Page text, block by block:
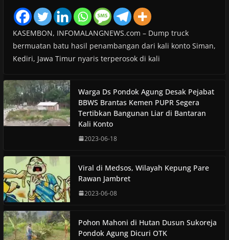
KASEMBON, INFOMALANGNEWS.com – Dump truck
bermuatan batu hasil penambangan dari kali konto Siman,
Kediri, Jawa Timur nyaris terperosok di kali
Warga Ds Pondok Agung Desak Pejabat
BBWS Brantas Kemen PUPR Segera
Tertibkan Bangunan Liar di Bantaran
Kali Konto
2023-06-18
Viral di Medsos, Wilayah Kepung Pare
Rawan Jambret
2023-06-08
Pohon Mahoni di Hutan Dusun Sukoreja
Pondok Agung Dicuri OTK